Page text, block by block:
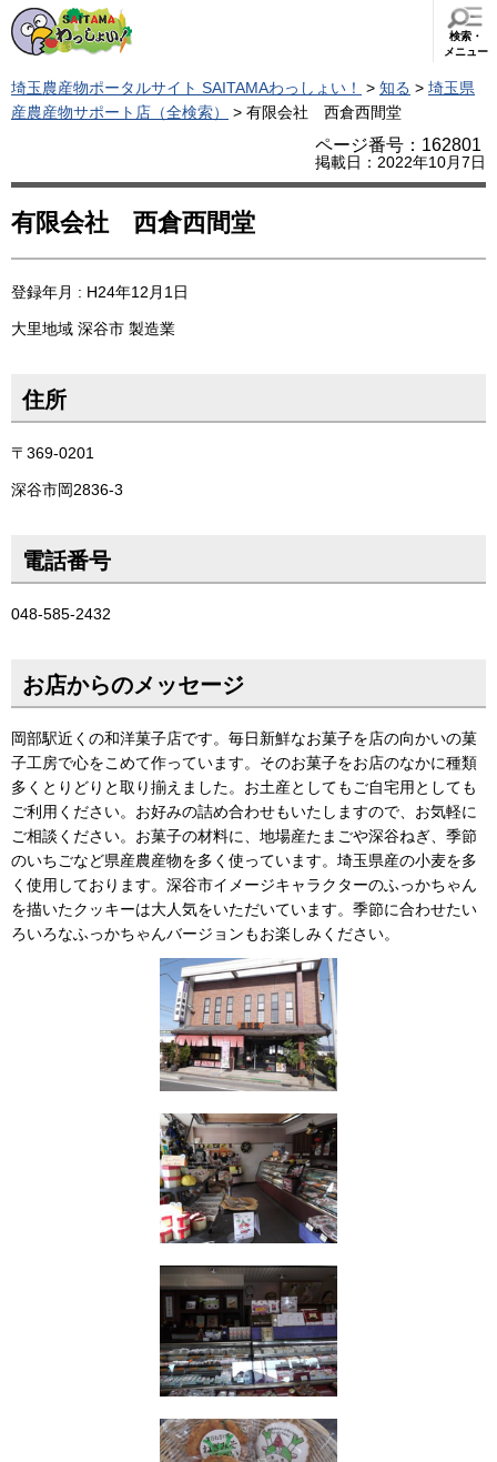
検索・
メニュー
埼玉農産物ポータルサイト SAITAMAわっしょい！ > 知る > 埼玉県
産農産物サポート店（全検索）
> 有限会社 西倉西間堂
ページ番号：162801
掲載日：2022年10月7日
有限会社 西倉西間堂
登録年月 : H24年12月1日
大里地域 深谷市 製造業
住所
〒369-0201
深谷市岡2836-3
電話番号
048-585-2432
お店からのメッセージ
岡部駅近くの和洋菓子店です。毎日新鮮なお菓子を店の向かいの菓
子工房で心をこめて作っています。そのお菓子をお店のなかに種類
多くとりどりと取り揃えました。お土産としてもご自宅用としても
ご利用ください。お好みの詰め合わせもいたしますので、お気軽に
ご相談ください。お菓子の材料に、地場産たまごや深谷ねぎ、季節
のいちごなど県産農産物を多く使っています。埼玉県産の小麦を多
く使用しております。深谷市イメージキャラクターのふっかちゃん
を描いたクッキーは大人気をいただいています。季節に合わせたい
ろいろなふっかちゃんバージョンもお楽しみください。